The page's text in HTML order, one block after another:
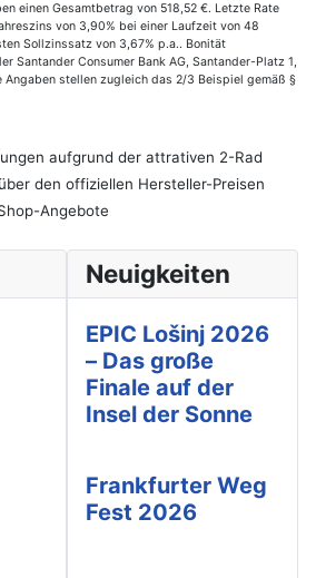
einen Gesamtbetrag von 518,52 €. Letzte Rate
von 3,90% bei einer Laufzeit von 48
Sollzinssatz von 3,67% p.a.. Bonität
Santander Consumer Bank AG, Santander-Platz 1,
Angaben stellen zugleich das 2/3 Beispiel gemäß §
aufgrund der attrativen 2-Rad
den offiziellen Hersteller-Preisen
Angebote
Neuigkeiten
EPIC Lošinj 2026
– Das große
Finale auf der
Insel der Sonne
Frankfurter Weg
Fest 2026